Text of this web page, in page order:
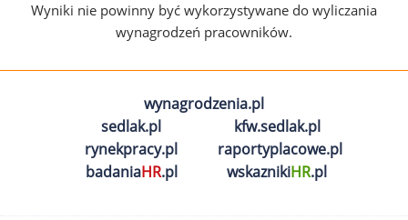
Wyniki nie powinny być wykorzystywane do wyliczania
wynagrodzeń pracowników.
wynagrodzenia.pl
sedlak.pl
kfw.sedlak.pl
rynekpracy.pl
raportyplacowe.pl
badaniaHR.pl wskaznikiHR.pl